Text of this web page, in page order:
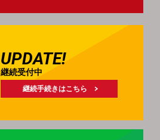
UPDATE!
継続受付中
継続手続きはこちら